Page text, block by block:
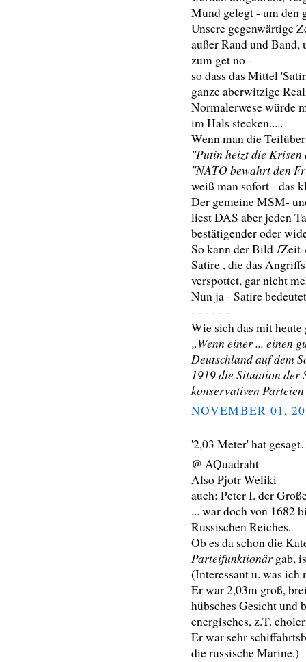
Mund gelegt - um den
Unsere gegenwärtige
außer Rand und
zum get no -
so dass das Mittel
ganze aberwitzige
Normalerwese würde
im Hals stecken.....
Wenn man die
"Putin heizt die Krisen
"NATO bewahrt den
weiß man sofort - das
Der gemeine MSM-
liest DAS aber jeden
bestätigender oder
So kann der Bild-/
Satire , die das
verspottet, gar nicht
Nun ja - Satire
- - - - - -
Wie sich das mit
„Wenn einer ... einen
Deutschland auf dem
1919 die Situation der
konservativen
NOVEMBER 01,
'2,03 Meter' hat
@ AQuadraht
Also Pjotr Weliki
auch: Peter I. der
... war doch von 1682
Russischen Reiches.
Ob es da schon die
Parteifunktionär gab,
(Interessant u. was ich
Er war 2,03m groß,
hübsches Gesicht und
energisches, z.T.
Er war sehr
die russische Marine.)